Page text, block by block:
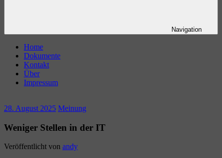
Navigation
Home
Dokumente
Kontakt
Über
Impressum
28. August 2025 Meinung
Weniger Stellen in der IT
Veröffentlicht von andy